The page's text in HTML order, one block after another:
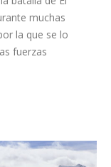
muchas
la que se lo
fuerzas